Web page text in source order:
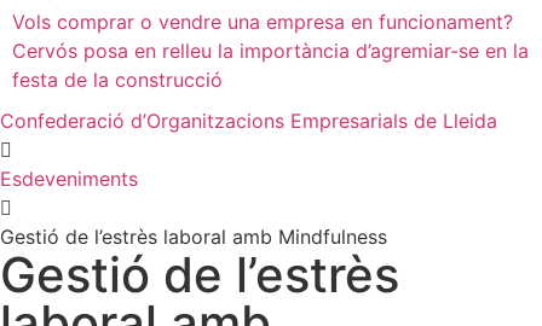
Vols comprar o vendre una empresa en funcionament?
Cervós posa en relleu la importància d’agremiar-se en la
festa de la construcció
Confederació d’Organitzacions Empresarials de Lleida
Esdeveniments
Gestió de l’estrès laboral amb Mindfulness
Gestió de l’estrès